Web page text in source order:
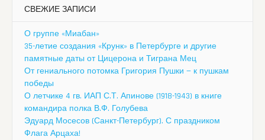
СВЕЖИЕ ЗАПИСИ
О группе «Миабан»
35-летие создания «Крунк» в Петербурге и другие
памятные даты от Цицерона и Тиграна Мец
От гениального потомка Григория Пушки — к пушкам
победы
О летчике 4 гв. ИАП С.Т. Апинове (1918-1943) в книге
командира полка В.Ф. Голубева
Эдуард Мосесов (Санкт-Петербург). С праздником
Флага Арцаха!